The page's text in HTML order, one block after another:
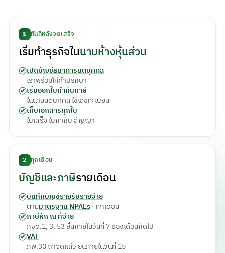
1 ทันทีหลังจดเสร็จ
เริ่มทำธุรกิจในนามห้างหุ้นส่วน
เปิดบัญชีธนาคารนิติบุคคล
เราพร้อมให้คำปรึกษา
เริ่มออกใบกำกับภาษี
ในนามนิติบุคคล ใช้เลขทะเบียน
เก็บเอกสารทุกใบ
ใบเสร็จ ใบกำกับ สัญญา
2 ทุกเดือน
บัญชีและภาษีรายเดือน
บันทึกบัญชีรายรับรายจ่าย
ตามมาตรฐาน NPAEs· ทุกเดือน
ภาษีหัก ณ ที่จ่าย
ภงด.1, 3, 53 ยื่นภายในวันที่ 7 ของเดือนถัดไป
VAT
ภพ.30 ถ้าจดแล้ว ยื่นภายในวันที่ 15